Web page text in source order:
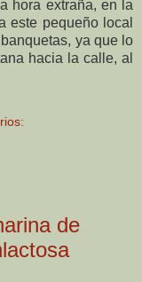
hora extraña, en la
este pequeño local
ya que lo
hacia la calle, al
de